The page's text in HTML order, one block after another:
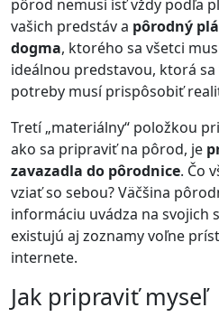
pôrod nemusí ísť vždy podľa
vašich predstáv a pôrodný
dogma, ktorého sa všetci
ideálnou predstavou, ktorá
potreby musí prispôsobiť
Tretí „materiálny“ položkou
ako sa pripraviť na pôrod, je
zavazadla do pôrodnice. Čo
vziať so sebou? Väčšina
informáciu uvádza na svojich
existujú aj zoznamy voľne
internete.
Jak pripraviť myseľ